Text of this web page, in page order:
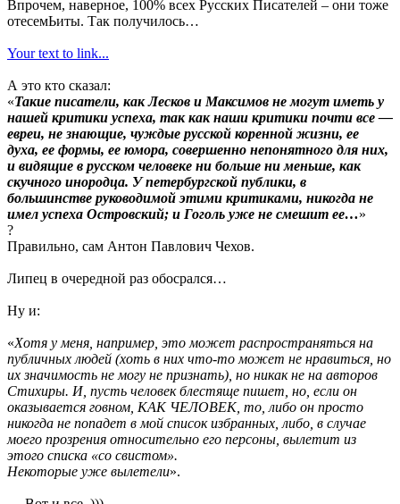
Впрочем, наверное, 100% всех Русских Писателей – они тоже
отесемЬиты. Так получилось…
Your text to link...
А это кто сказал:
«Такие писатели, как Лесков и Максимов не могут иметь у
нашей критики успеха, так как наши критики почти все —
евреи, не знающие, чуждые русской коренной жизни, ее
духа, ее формы, ее юмора, совершенно непонятного для них,
и видящие в русском человеке ни больше ни меньше, как
скучного инородца. У петербургской публики, в
большинстве руководимой этими критиками, никогда не
имел успеха Островский; и Гоголь уже не смешит ее…»
?
Правильно, сам Антон Павлович Чехов.
Липец в очередной раз обосрался…
Ну и:
«Хотя у меня, например, это может распространяться на
публичных людей (хоть в них что-то может не нравиться, но
их значимость не могу не признать), но никак не на авторов
Стихиры. И, пусть человек блестяще пишет, но, если он
оказывается говном, КАК ЧЕЛОВЕК, то, либо он просто
никогда не попадет в мой список избранных, либо, в случае
моего прозрения относительно его персоны, вылетит из
этого списка «со свистом».
Некоторые уже вылетели».